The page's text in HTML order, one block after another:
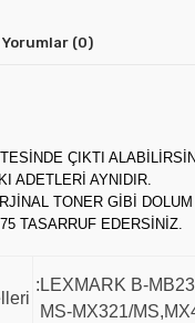
Yorumlar (0)
ÇIKTI
ADETLERİ AYNIDIR.
TONER GİBİ
TASARRUF EDERSİNİZ.
:LEXMARK B-
MS-MX321/